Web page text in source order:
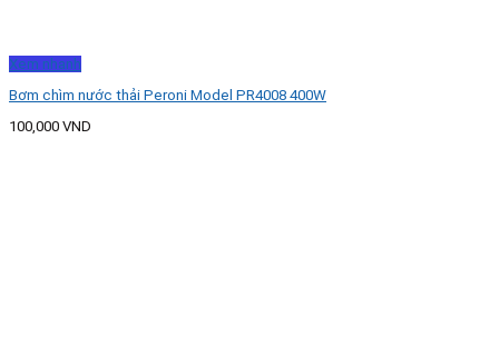
Xem nhanh
Bơm chìm nước thải Peroni Model PR4008 400W
100,000 VND